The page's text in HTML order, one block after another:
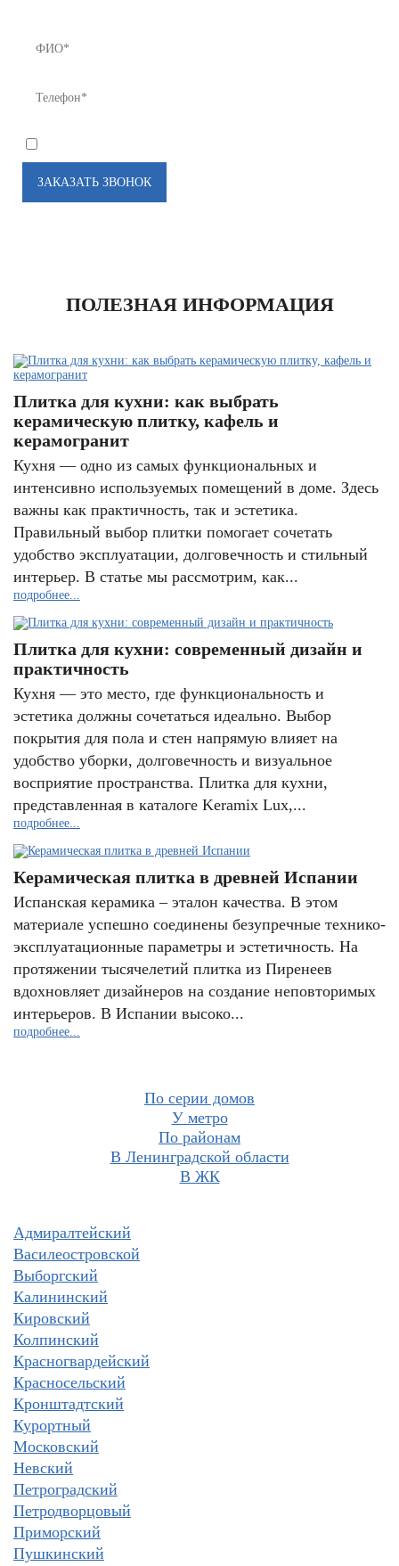
ПОЛЕЗНАЯ ИНФОРМАЦИЯ
Плитка для кухни: как выбрать
керамическую плитку, кафель и
керамогранит
Кухня — одно из самых функциональных и
интенсивно используемых помещений в доме. Здесь
важны как практичность, так и эстетика.
Правильный выбор плитки помогает сочетать
удобство эксплуатации, долговечность и стильный
интерьер. В статье мы рассмотрим, как...
подробнее...
Плитка для кухни: современный дизайн и
практичность
Кухня — это место, где функциональность и
эстетика должны сочетаться идеально. Выбор
покрытия для пола и стен напрямую влияет на
удобство уборки, долговечность и визуальное
восприятие пространства. Плитка для кухни,
представленная в каталоге Keramix Lux,...
подробнее...
Керамическая плитка в древней Испании
Испанская керамика – эталон качества. В этом
материале успешно соединены безупречные технико-
эксплуатационные параметры и эстетичность. На
протяжении тысячелетий плитка из Пиренеев
вдохновляет дизайнеров на создание неповторимых
интерьеров. В Испании высоко...
подробнее...
По серии домов
У метро
По районам
В Ленинградской области
В ЖК
Адмиралтейский
Василеостровской
Выборгский
Калининский
Кировский
Колпинский
Красногвардейский
Красносельский
Кронштадтский
Курортный
Московский
Невский
Петроградский
Петродворцовый
Приморский
Пушкинский